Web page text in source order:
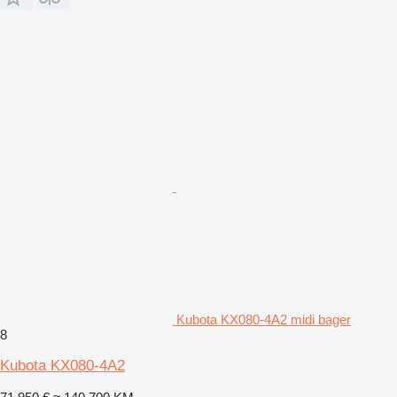
Kubota KX080-4A2 midi bager
8
Kubota KX080-4A2